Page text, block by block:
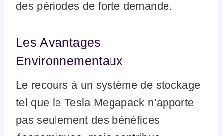
des périodes de forte demande.
Les Avantages
Environnementaux
Le recours à un système de stockage
tel que le Tesla Megapack n’apporte
pas seulement des bénéfices